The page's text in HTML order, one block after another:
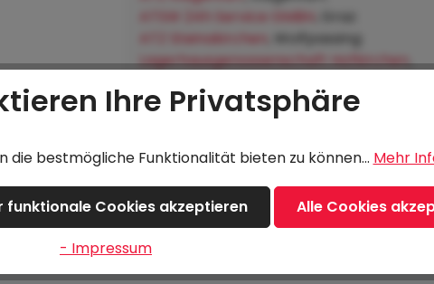
ATSW 24h Service GMBH
ATZ Steinakirchen
, Wolfpassing:
Lagerhausgenossenschaft Hofkirchen,
Ihre Privatsphäre
die bestmögliche Funktionalität bieten zu können... Mehr
funktionale Cookies akzeptieren Alle Cookies
- Impressum